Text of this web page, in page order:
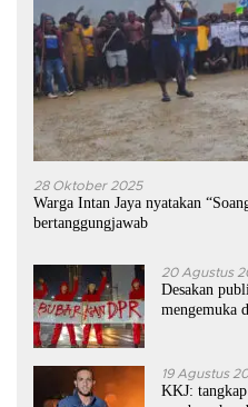
28 Oktober 2025
Warga Intan Jaya nyatakan
bertanggungjawab
20 Agustus
Desakan
mengemuka
19 Agustus
KKJ: